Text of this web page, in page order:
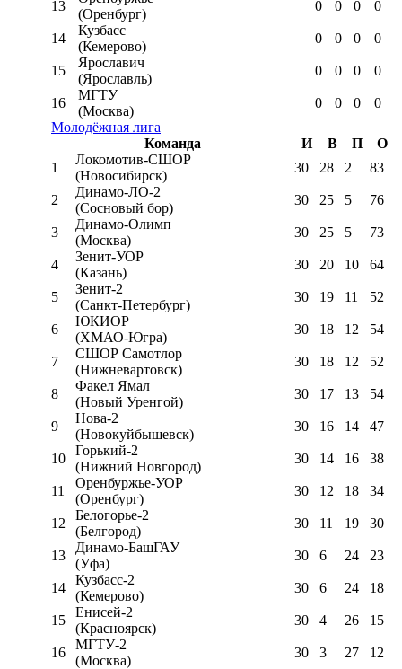
13
(Оренбург)
0 0 0 0
14
Кузбасс
(Кемерово)
0 0 0 0
15
Ярославич
(Ярославль)
0 0 0 0
16
МГТУ
(Москва)
0 0 0
0
Молодёжная лига
Команда
И В П
О
1
Локомотив-CШОР
(Новосибирск)
30 28 2 83
2
Динамо-ЛО-2
(Сосновый бор)
30 25 5 76
3
Динамо-Олимп
(Москва)
30 25 5 73
4
Зенит-УОР
(Казань)
30 20 10 64
5
Зенит-2
(Санкт-Петербург)
30 19 11 52
6
ЮКИОР
(ХМАО-Югра)
30 18 12 54
7
СШОР Самотлор
(Нижневартовск)
30 18 12 52
8
Факел Ямал
(Новый Уренгой)
30 17 13 54
9
Нова-2
(Новокуйбышевск)
30 16 14 47
10
Горький-2
(Нижний Новгород)
30 14 16 38
11
Оренбуржье-УОР
(Оренбург)
30 12 18 34
12
Белогорье-2
(Белгород)
30 11 19 30
13
Динамо-БашГАУ
(Уфа)
30 6 24 23
14
Кузбасс-2
(Кемерово)
30 6 24 18
15
Енисей-2
(Красноярск)
30 4 26 15
16
МГТУ-2
(Москва)
30 3 27 12